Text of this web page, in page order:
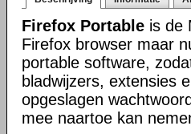
Firefox Portable is de
Firefox browser maar
portable software,
bladwijzers, extensies
opgeslagen
mee naartoe kan